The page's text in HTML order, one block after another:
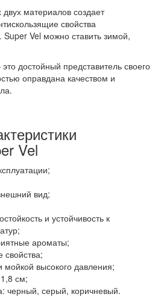
материалов создает
свойства
Super Vel можно ставить зимой,
достойный представитель своего
оправдана качеством и
Vel
вид;
и устойчивость к
ароматы;
свойства;
мойкой высокого давления;
см;
черный, серый, коричневый.